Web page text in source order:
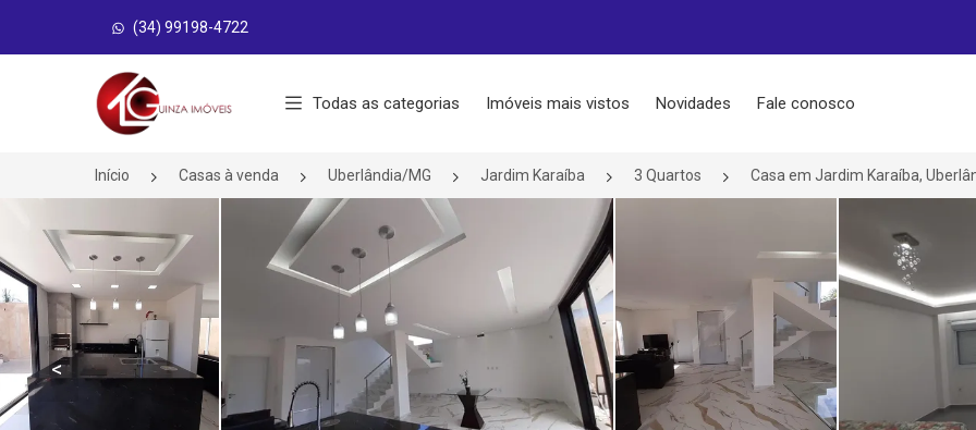
(34) 99198-4722
Página inicial
Todas as categorias Imóveis mais vistos Novidades Fale conosco
Início Casas à venda Uberlândia/MG Jardim Karaíba 3 Quartos Casa em Jardim Karaíba,
<